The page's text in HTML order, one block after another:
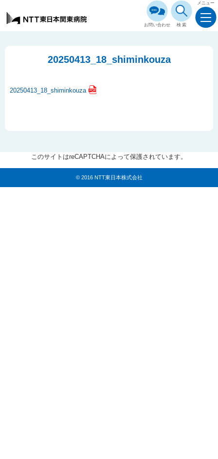
お問い合わせ 検索
メニュー
20250413_18_shiminkouza
20250413_18_shiminkouza
このサイトはreCAPTCHAによって保護されています。
© 2016 NTT東日本株式会社